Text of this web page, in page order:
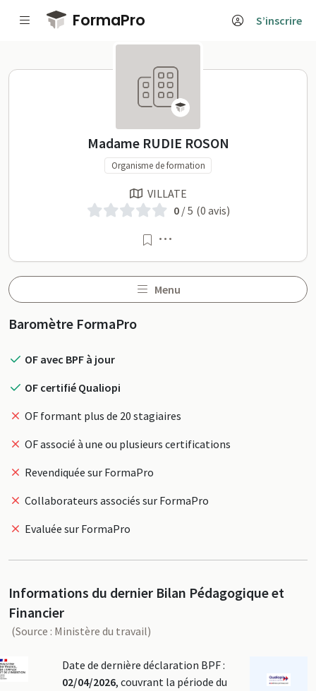
Passer au contenu principal
FormaPro S’inscrire
Madame RUDIE ROSON
Madame RUDIE ROSON
Organisme de formation
VILLATE
0/ 5 (0 avis)
Menu
Profil
Baromètre FormaPro
OF avec BPF à jour
OF certifié Qualiopi
OF formant plus de 20 stagiaires
OF associé à une ou plusieurs certifications
Revendiquée sur FormaPro
Collaborateurs associés sur FormaPro
Evaluée sur FormaPro
Informations du dernier Bilan Pédagogique et
Financier
(Source : Ministère du travail)
Date de dernière déclaration BPF :
02/04/2026, couvrant la période du